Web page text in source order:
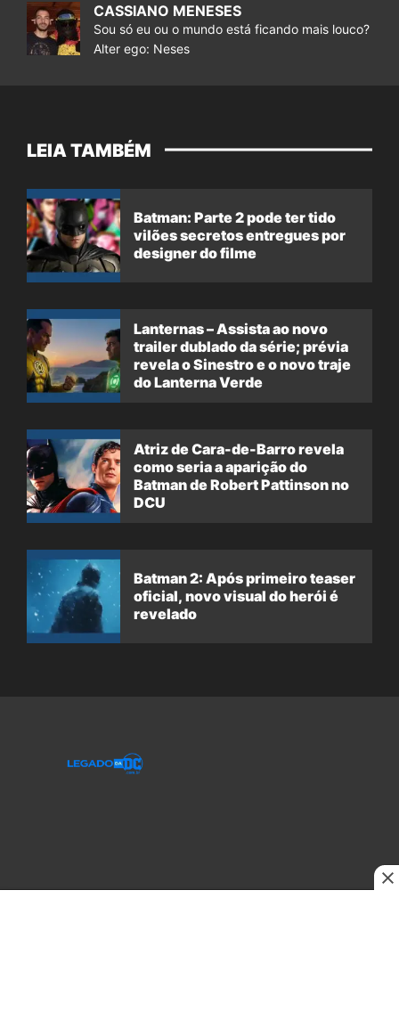
CASSIANO MENESES
Sou só eu ou o mundo está ficando mais louco?
Alter ego: Neses
LEIA TAMBÉM
Batman: Parte 2 pode ter tido
vilões secretos entregues por
designer do filme
Lanternas – Assista ao novo
trailer dublado da série; prévia
revela o Sinestro e o novo traje
do Lanterna Verde
Atriz de Cara-de-Barro revela
como seria a aparição do
Batman de Robert Pattinson no
DCU
Batman 2: Após primeiro teaser
oficial, novo visual do herói é
revelado